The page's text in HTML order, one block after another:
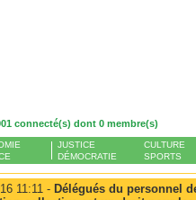
connecté(s) dont 0 membre(s)
JUSTICE
DÉMOCRATIE
CULTURE
SPORTS
11:11 - Délégués du personnel